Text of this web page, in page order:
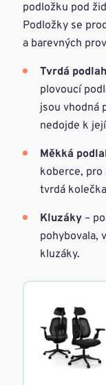
podložku pod
Podložky se
a barevných
Tvrdá
plovoucí
jsou vhodná
nedojde k
Měkká
koberce,
tvrdá
Kluzáky –
pohybovala,
kluzáky.